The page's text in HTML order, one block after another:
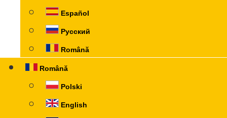
Español
Русский
Română
Română
Polski
English